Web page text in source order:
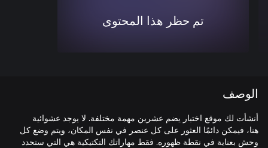
تم حظر هذا المحتوى
الوصف
أنشأت لك موقع اختبار يضم عشرين مهمة مختلفة. لا يوجد عشوائية
هنا، فيمكن دائمًا العثور على كل عنصر في نفس المكان، ويتم وضع كل
وحش بعناية في نقطة ظهوره. فقط مهاراتك التكتيكية هي التي ستحدد